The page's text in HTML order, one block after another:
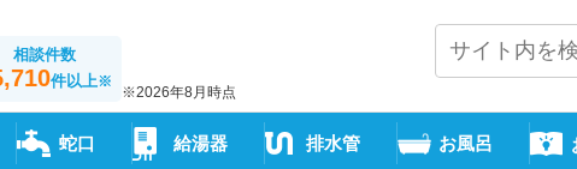
相談件数
件以上※
※2026年8月時点
蛇口 給湯器 排水管 お風呂